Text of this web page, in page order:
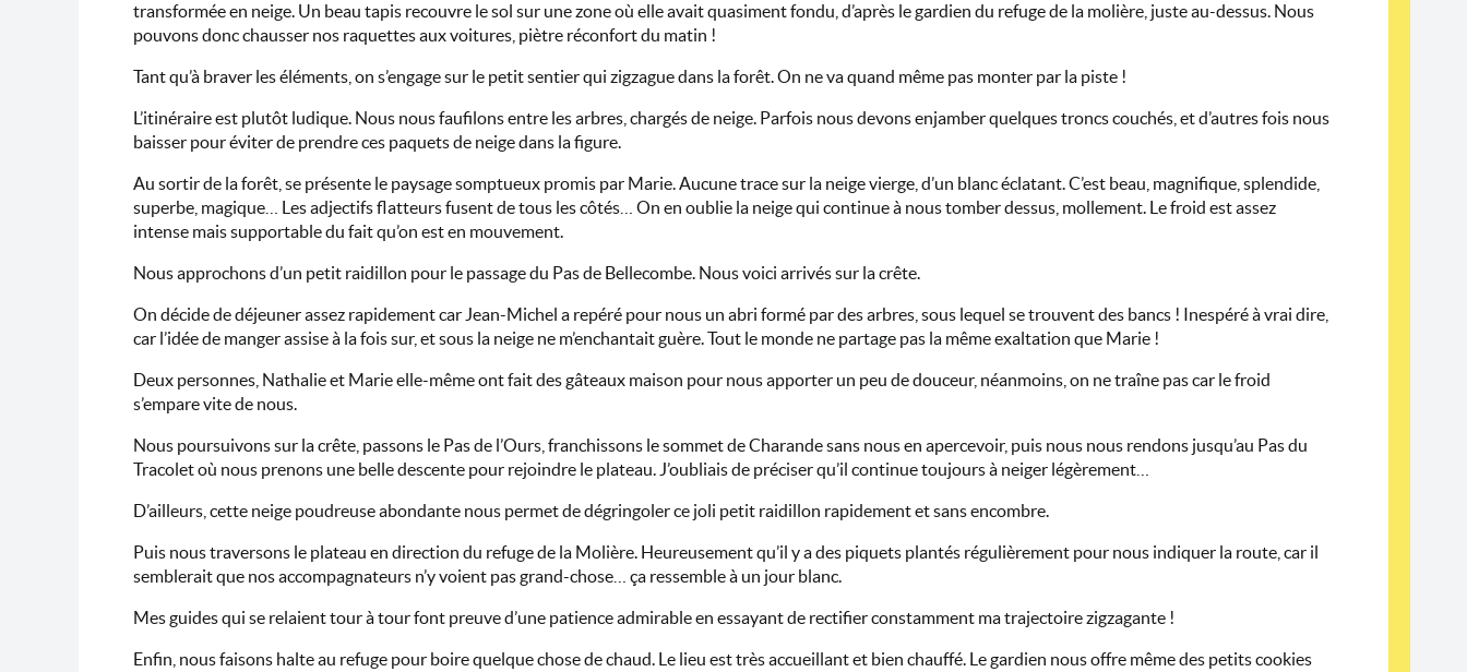
transformée en neige. Un beau tapis recouvre le sol sur une zone où elle avait quasiment fondu, d’après le gardien du refuge de la molière, juste au-dessus. Nous
pouvons donc chausser nos raquettes aux voitures, piètre réconfort du matin !
Tant qu’à braver les éléments, on s’engage sur le petit sentier qui zigzague dans la forêt. On ne va quand même pas monter par la piste !
L’itinéraire est plutôt ludique. Nous nous faufilons entre les arbres, chargés de neige. Parfois nous devons enjamber quelques troncs couchés, et d’autres fois nous
baisser pour éviter de prendre ces paquets de neige dans la figure.
Au sortir de la forêt, se présente le paysage somptueux promis par Marie. Aucune trace sur la neige vierge, d’un blanc éclatant. C’est beau, magnifique, splendide,
superbe, magique… Les adjectifs flatteurs fusent de tous les côtés… On en oublie la neige qui continue à nous tomber dessus, mollement. Le froid est assez
intense mais supportable du fait qu’on est en mouvement.
Nous approchons d’un petit raidillon pour le passage du Pas de Bellecombe. Nous voici arrivés sur la crête.
On décide de déjeuner assez rapidement car Jean-Michel a repéré pour nous un abri formé par des arbres, sous lequel se trouvent des bancs ! Inespéré à vrai dire,
car l’idée de manger assise à la fois sur, et sous la neige ne m’enchantait guère. Tout le monde ne partage pas la même exaltation que Marie !
Deux personnes, Nathalie et Marie elle-même ont fait des gâteaux maison pour nous apporter un peu de douceur, néanmoins, on ne traîne pas car le froid
s’empare vite de nous.
Nous poursuivons sur la crête, passons le Pas de l’Ours, franchissons le sommet de Charande sans nous en apercevoir, puis nous nous rendons jusqu’au Pas du
Tracolet où nous prenons une belle descente pour rejoindre le plateau. J’oubliais de préciser qu’il continue toujours à neiger légèrement…
D’ailleurs, cette neige poudreuse abondante nous permet de dégringoler ce joli petit raidillon rapidement et sans encombre.
Puis nous traversons le plateau en direction du refuge de la Molière. Heureusement qu’il y a des piquets plantés régulièrement pour nous indiquer la route, car il
semblerait que nos accompagnateurs n’y voient pas grand-chose… ça ressemble à un jour blanc.
Mes guides qui se relaient tour à tour font preuve d’une patience admirable en essayant de rectifier constamment ma trajectoire zigzagante !
Enfin, nous faisons halte au refuge pour boire quelque chose de chaud. Le lieu est très accueillant et bien chauffé. Le gardien nous offre même des petits cookies